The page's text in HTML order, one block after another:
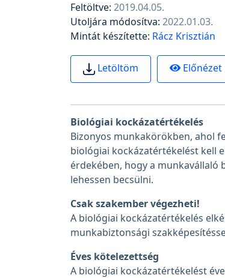
Feltöltve: 2019.04.05.
Utoljára módosítva: 2022.01.03.
Mintát készítette: Rácz Krisztián
Letöltöm Előnézet
Biológiai kockázatértékelés
Bizonyos munkakörökben, ahol
biológiai kockázatértékelést kell
érdekében, hogy a munkavállaló
lehessen becsülni.
Csak szakember végezheti!
A biológiai kockázatértékelés
munkabiztonsági
Éves kötelezettség
A biológiai kockázatértékelést